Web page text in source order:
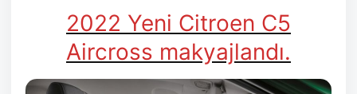
2022 Yeni Citroen C5
Aircross makyajlandı.